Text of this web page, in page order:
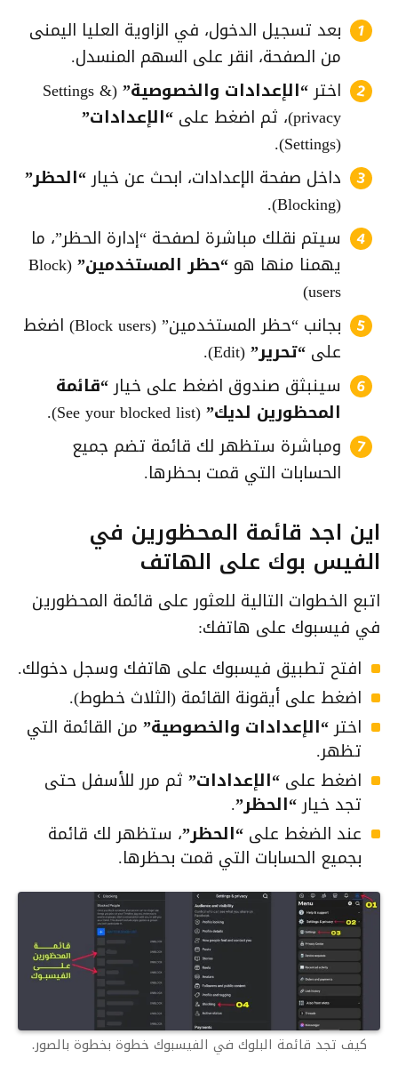
بعد تسجيل الدخول، في الزاوية العليا اليمنى
من الصفحة، انقر على السهم المنسدل.
اختر“الإعدادات والخصوصية” (Settings &
privacy)، ثم اضغط على
“الإعدادات”
(Settings).
داخل صفحة الإعدادات، ابحث عن خيار“الحظر”
(Blocking).
سيتم نقلك مباشرة لصفحة “إدارة الحظر”، ما
يهمنا منها هو “حظر المستخدمين” (Block
users)
بجانب “حظر المستخدمين” (Block users) اضغط
على “تحرير”(Edit).
سينبثق صندوق اضغط على خيار“قائمة
المحظورين لديك”(See your blocked list).
ومباشرة ستظهر لك قائمة تضم جميع
الحسابات التي قمت بحظرها.
اين اجد قائمة المحظورين في
الفيس بوك على الهاتف
اتبع الخطوات التالية للعثور على قائمة المحظورين
في فيسبوك على هاتفك:
افتح تطبيق فيسبوك على هاتفك وسجل دخولك.
اضغط على أيقونة القائمة (الثلاث خطوط).
اختر“الإعدادات والخصوصية” من القائمة التي
تظهر.
اضغط على “الإعدادات” ثم مرر للأسفل حتى
تجد خيار“الحظر”.
عند الضغط على “الحظر”، ستظهر لك قائمة
بجميع الحسابات التي قمت بحظرها.
كيف تجد قائمة البلوك في الفيسبوك خطوة بخطوة بالصور.